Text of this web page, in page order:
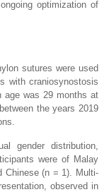
optimization of
sutures were used
with craniosynostosis
age was 29 months at
the years 2019
gender distribution,
were of Malay
Chinese (n = 1). Multi-
observed in